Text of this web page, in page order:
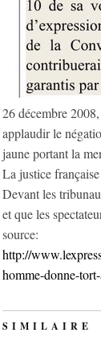
26 décembre
applaudir le
jaune portant la
La justice
Devant les
et que les
source:
http://
homme-donne-
SIMILAIRE